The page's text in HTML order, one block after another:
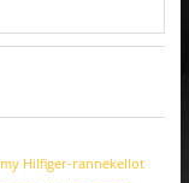
Hilfiger-rannekellot